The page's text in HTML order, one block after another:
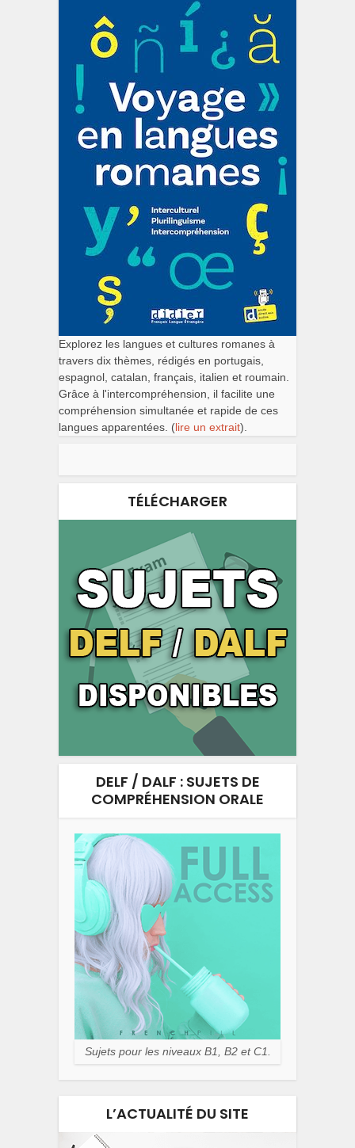
Explorez les langues et cultures romanes à
travers dix thèmes, rédigés en portugais,
espagnol, catalan, français, italien et roumain.
Grâce à l'intercompréhension, il facilite une
compréhension simultanée et rapide de ces
langues apparentées. (lire un extrait).
TÉLÉCHARGER
DELF / DALF : SUJETS DE
COMPRÉHENSION ORALE
Sujets pour les niveaux B1, B2 et C1.
L’ACTUALITÉ DU SITE